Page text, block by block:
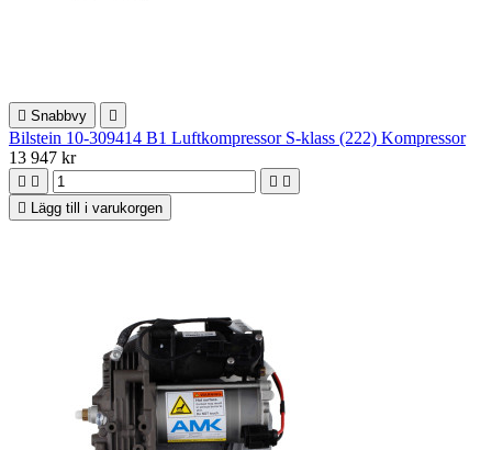
 Snabbvy 
Bilstein 10-309414 B1 Luftkompressor S-klass (222) Kompressor
13 947 kr
   

Lägg till i varukorgen